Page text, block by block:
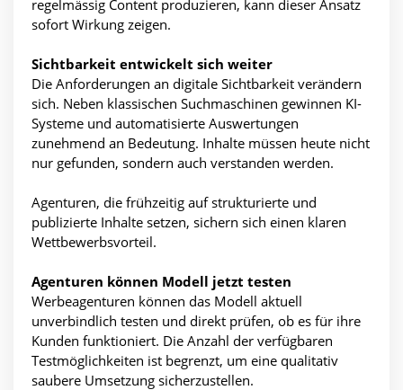
regelmässig Content produzieren, kann dieser Ansatz
sofort Wirkung zeigen.
Sichtbarkeit entwickelt sich weiter
Die Anforderungen an digitale Sichtbarkeit verändern
sich. Neben klassischen Suchmaschinen gewinnen KI-
Systeme und automatisierte Auswertungen
zunehmend an Bedeutung. Inhalte müssen heute nicht
nur gefunden, sondern auch verstanden werden.
Agenturen, die frühzeitig auf strukturierte und
publizierte Inhalte setzen, sichern sich einen klaren
Wettbewerbsvorteil.
Agenturen können Modell jetzt testen
Werbeagenturen können das Modell aktuell
unverbindlich testen und direkt prüfen, ob es für ihre
Kunden funktioniert. Die Anzahl der verfügbaren
Testmöglichkeiten ist begrenzt, um eine qualitativ
saubere Umsetzung sicherzustellen.